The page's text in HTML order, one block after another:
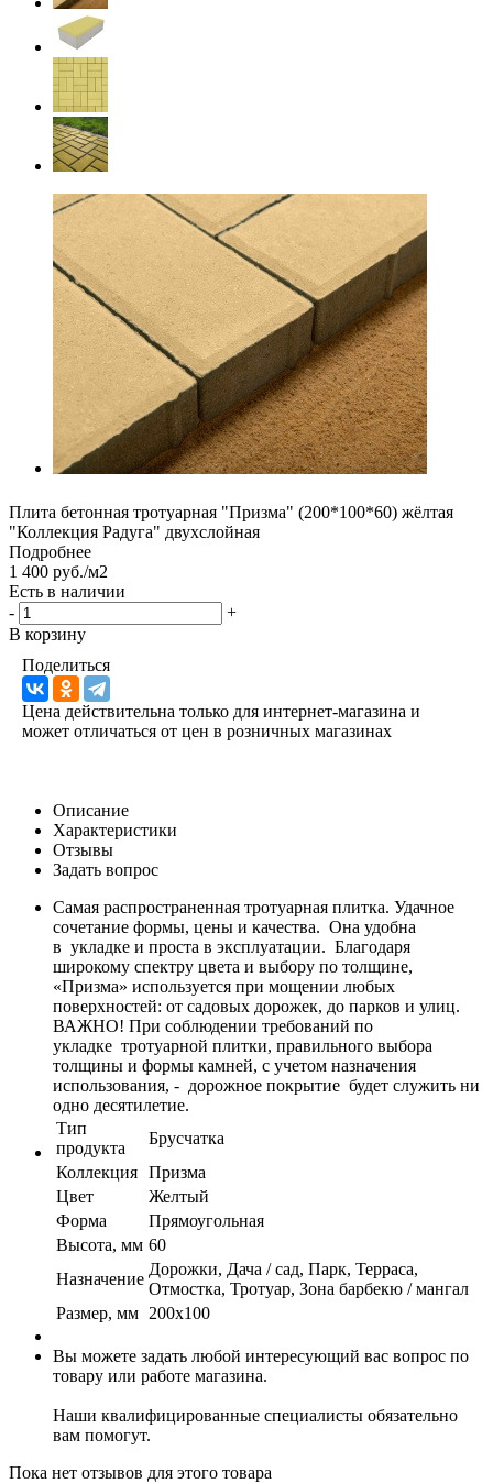
Плита бетонная тротуарная "Призма" (200*100*60) жёлтая
"Коллекция Радуга" двухслойная
Подробнее
1 400 руб./м2
Есть в наличии
-
+
В корзину
Поделиться
Цена действительна только для интернет-магазина и
может отличаться от цен в розничных магазинах
Описание
Характеристики
Отзывы
Задать вопрос
Самая распространенная тротуарная плитка. Удачное
сочетание формы, цены и качества. Она удобна
в укладке и проста в эксплуатации. Благодаря
широкому спектру цвета и выбору по толщине,
«Призма» используется при мощении любых
поверхностей: от садовых дорожек, до парков и улиц.
ВАЖНО! При соблюдении требований по
укладке тротуарной плитки, правильного выбора
толщины и формы камней, с учетом назначения
использования, - дорожное покрытие будет служить ни
одно десятилетие.
Тип
продукта
Брусчатка
Коллекция Призма
Цвет
Желтый
Форма
Прямоугольная
Высота, мм 60
Назначение
Дорожки, Дача / сад, Парк, Терраса,
Отмостка, Тротуар, Зона барбекю / мангал
Размер, мм 200х100
Вы можете задать любой интересующий вас вопрос по
товару или работе магазина.
Наши квалифицированные специалисты обязательно
вам помогут.
Пока нет отзывов для этого товара